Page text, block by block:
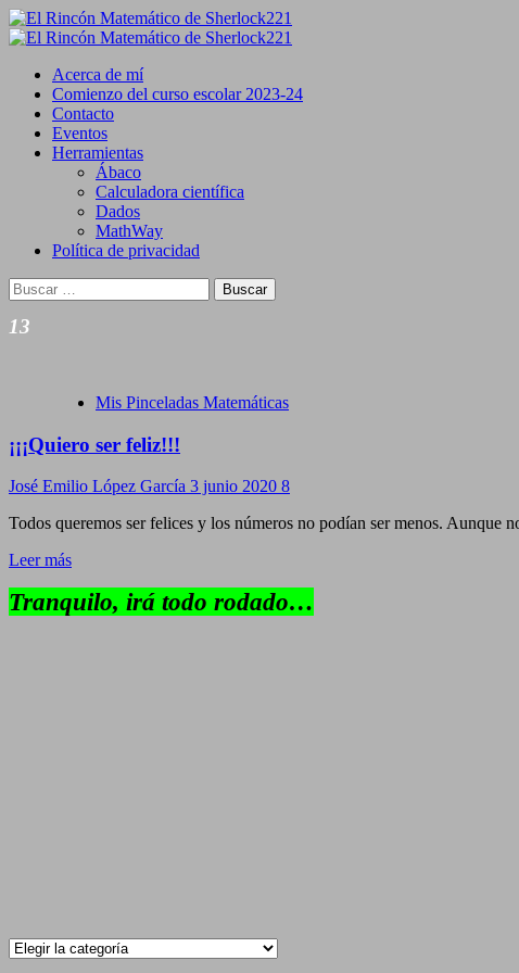
Saltar
al
Primary
Acerca de mí
Comienzo del curso escolar 2023-24
Contacto
Eventos
Herramientas
Ábaco
Calculadora científica
Dados
MathWay
Política de privacidad
Buscar:
13
Mis Pinceladas Matemáticas
¡¡¡Quiero ser feliz!!!
José Emilio López García 3 junio 2020 8
Todos queremos ser felices y los números no podían ser menos. Aunque
Leer más
Tranquilo, irá todo rodado…
Categorías